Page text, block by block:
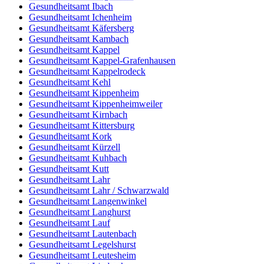
Gesundheitsamt Ibach
Gesundheitsamt Ichenheim
Gesundheitsamt Käfersberg
Gesundheitsamt Kambach
Gesundheitsamt Kappel
Gesundheitsamt Kappel-Grafenhausen
Gesundheitsamt Kappelrodeck
Gesundheitsamt Kehl
Gesundheitsamt Kippenheim
Gesundheitsamt Kippenheimweiler
Gesundheitsamt Kirnbach
Gesundheitsamt Kittersburg
Gesundheitsamt Kork
Gesundheitsamt Kürzell
Gesundheitsamt Kuhbach
Gesundheitsamt Kutt
Gesundheitsamt Lahr
Gesundheitsamt Lahr / Schwarzwald
Gesundheitsamt Langenwinkel
Gesundheitsamt Langhurst
Gesundheitsamt Lauf
Gesundheitsamt Lautenbach
Gesundheitsamt Legelshurst
Gesundheitsamt Leutesheim